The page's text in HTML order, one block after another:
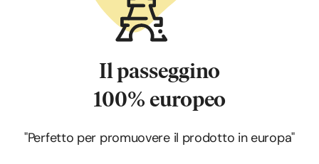
Il passeggino
100% europeo
"Perfetto per promuovere il prodotto in europa"